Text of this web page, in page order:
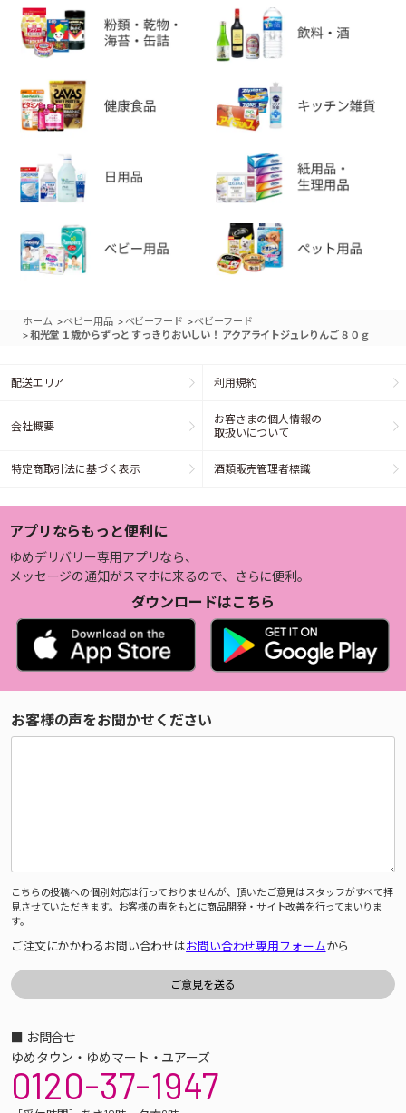
ホーム >ベビー用品 > ベビーフード >ベビーフード
>和光堂 １歳からずっと すっきりおいしい！ アクアライトジュレりんご ８０ｇ
配送エリア 利用規約
会社概要
お客さまの個人情報の
取扱いについて
特定商取引法に基づく表示 酒類販売管理者標識
アプリならもっと便利に
ゆめデリバリー専用アプリなら、
メッセージの通知がスマホに来るので、さらに便利。
ダウンロードはこちら
お客様の声をお聞かせください
こちらの投稿への個別対応は行っておりませんが、頂いたご意見はスタッフがすべて拝
見させていただきます。お客様の声をもとに商品開発・サイト改善を行ってまいりま
す。
ご注文にかかわるお問い合わせはお問い合わせ専用フォームから
■ お問合せ
ゆめタウン・ゆめマート・ユアーズ
0120-37-1947